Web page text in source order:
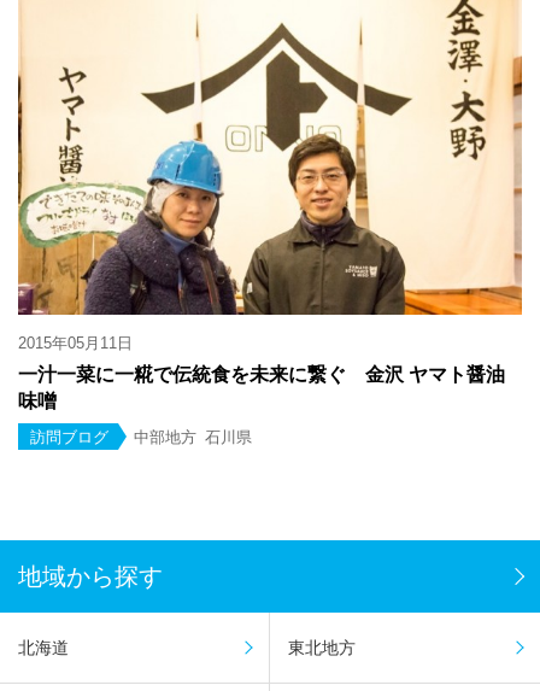
2015年05月11日
一汁一菜に一糀で伝統食を未来に繋ぐ 金沢 ヤマト醤油
味噌
訪問ブログ 中部地方 石川県
地域から探す
北海道 東北地方